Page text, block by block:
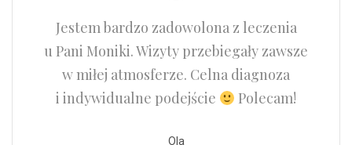
Jestem bardzo zadowolona z leczenia
u Pani Moniki. Wizyty przebiegały zawsze
w miłej atmosferze. Celna diagnoza
i indywidualne podejście
Polecam!
Ola